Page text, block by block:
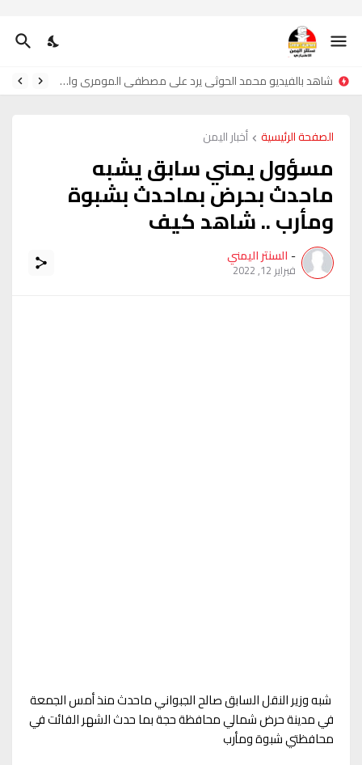
شاهد بالفيديو محمد الحوثي يرد على مصطفى المومري واحمدحجر
الصفحة الرئيسية أخبار اليمن
مسؤول يمني سابق يشبه
ماحدث بحرض بماحدث بشبوة
ومأرب .. شاهد كيف
- السنتر اليمني
فبراير 12, 2022
شبه وزير النقل السابق صالح الجبواني ماحدث منذ أمس الجمعة
في مدينة حرض شمالي محافظة حجة بما حدث الشهر الفائت في
محافظتي شبوة ومأرب